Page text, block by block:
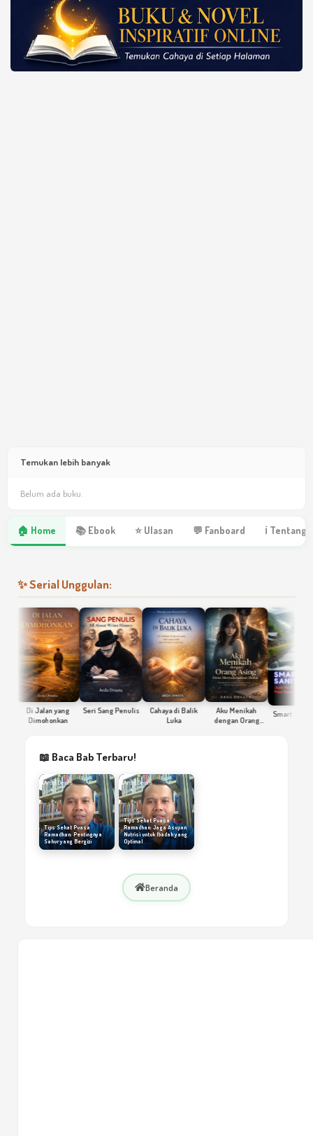
Temukan lebih banyak
Belum ada buku.
🏠 Home 📚 Ebook ⭐ Ulasan 💬 Fanboard ℹ Tentang
✨ Serial Unggulan:
Di Jalan yang
Dimohonkan
Seri Sang Penulis
Cahaya di Balik
Aku Menikah
dengan Orang
Smart Sanitation
📖 Baca Bab Terbaru!
Arda Dinata
Tips Sehat Puasa
Ramadhan: Pentingnya
Sahur yang Bergizi
Arda Dinata
Tips Sehat Puasa
Ramadhan: Jaga Asupan
Nutrisi untuk Ibadah yang
Optimal
Beranda